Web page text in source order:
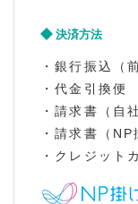
決済方法
・銀行振込（
・代金引換便
・請求書（自
・請求書（NP
・クレジット